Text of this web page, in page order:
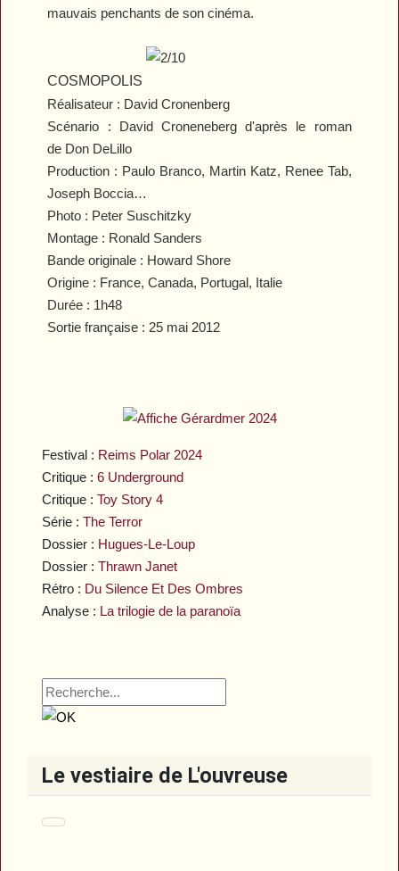
Festival : Reims Polar 2024
Critique :6 Underground
Critique :Toy Story 4
Série :The Terror
Dossier : Hugues-Le-Loup
Dossier :Thrawn Janet
Rétro : Du Silence Et Des Ombres
Analyse : La trilogie de la paranoïa
Le vestiaire de L'ouvreuse
mauvais penchants de son cinéma.
COSMOPOLIS
Réalisateur : David Cronenberg
Scénario : David Croneneberg d'après le roman
de Don DeLillo
Production : Paulo Branco, Martin Katz, Renee Tab,
Joseph Boccia…
Photo : Peter Suschitzky
Montage : Ronald Sanders
Bande originale : Howard Shore
Origine : France, Canada, Portugal, Italie
Durée : 1h48
Sortie française : 25 mai 2012